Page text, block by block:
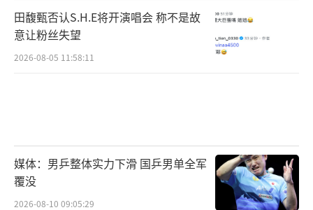
田馥甄否认S.H.E将开演唱会 称不是故
意让粉丝失望
2026-08-05 11:58:11
媒体：男乒整体实力下滑 国乒男单全军
覆没
2026-08-10 09:05:29